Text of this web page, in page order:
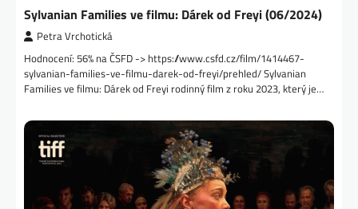
Sylvanian Families ve filmu: Dárek od Freyi (06/2024)
Petra Vrchotická
Hodnocení: 56% na ČSFD -> https://www.csfd.cz/film/1414467-
sylvanian-families-ve-filmu-darek-od-freyi/prehled/ Sylvanian
Families ve filmu: Dárek od Freyi rodinný film z roku 2023, který je…